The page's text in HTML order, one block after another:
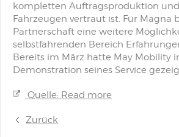
kompletten Auftragsproduktion
Fahrzeugen vertraut ist. Für Magna
Partnerschaft eine weitere
selbstfahrenden Bereich
Bereits im März hatte May Mobility
Demonstration seines Service
Quelle: Read more
Zurück